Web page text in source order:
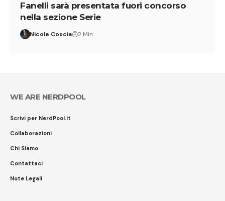
Fanelli sarà presentata fuori concorso
nella sezione Serie
Nicole Coscia 2 Min
WE ARE NERDPOOL
Scrivi per NerdPool.it
Collaborazioni
Chi Siamo
Contattaci
Note Legali